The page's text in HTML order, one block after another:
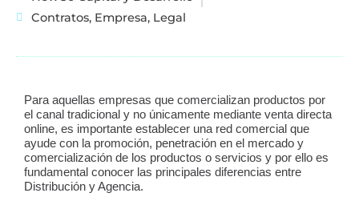
Contratos, Empresa, Legal
Para aquellas empresas que comercializan productos por
el canal tradicional y no únicamente mediante venta directa
online, es importante establecer una red comercial que
ayude con la promoción, penetración en el mercado y
comercialización de los productos o servicios y por ello es
fundamental conocer las principales diferencias entre
Distribución y Agencia.